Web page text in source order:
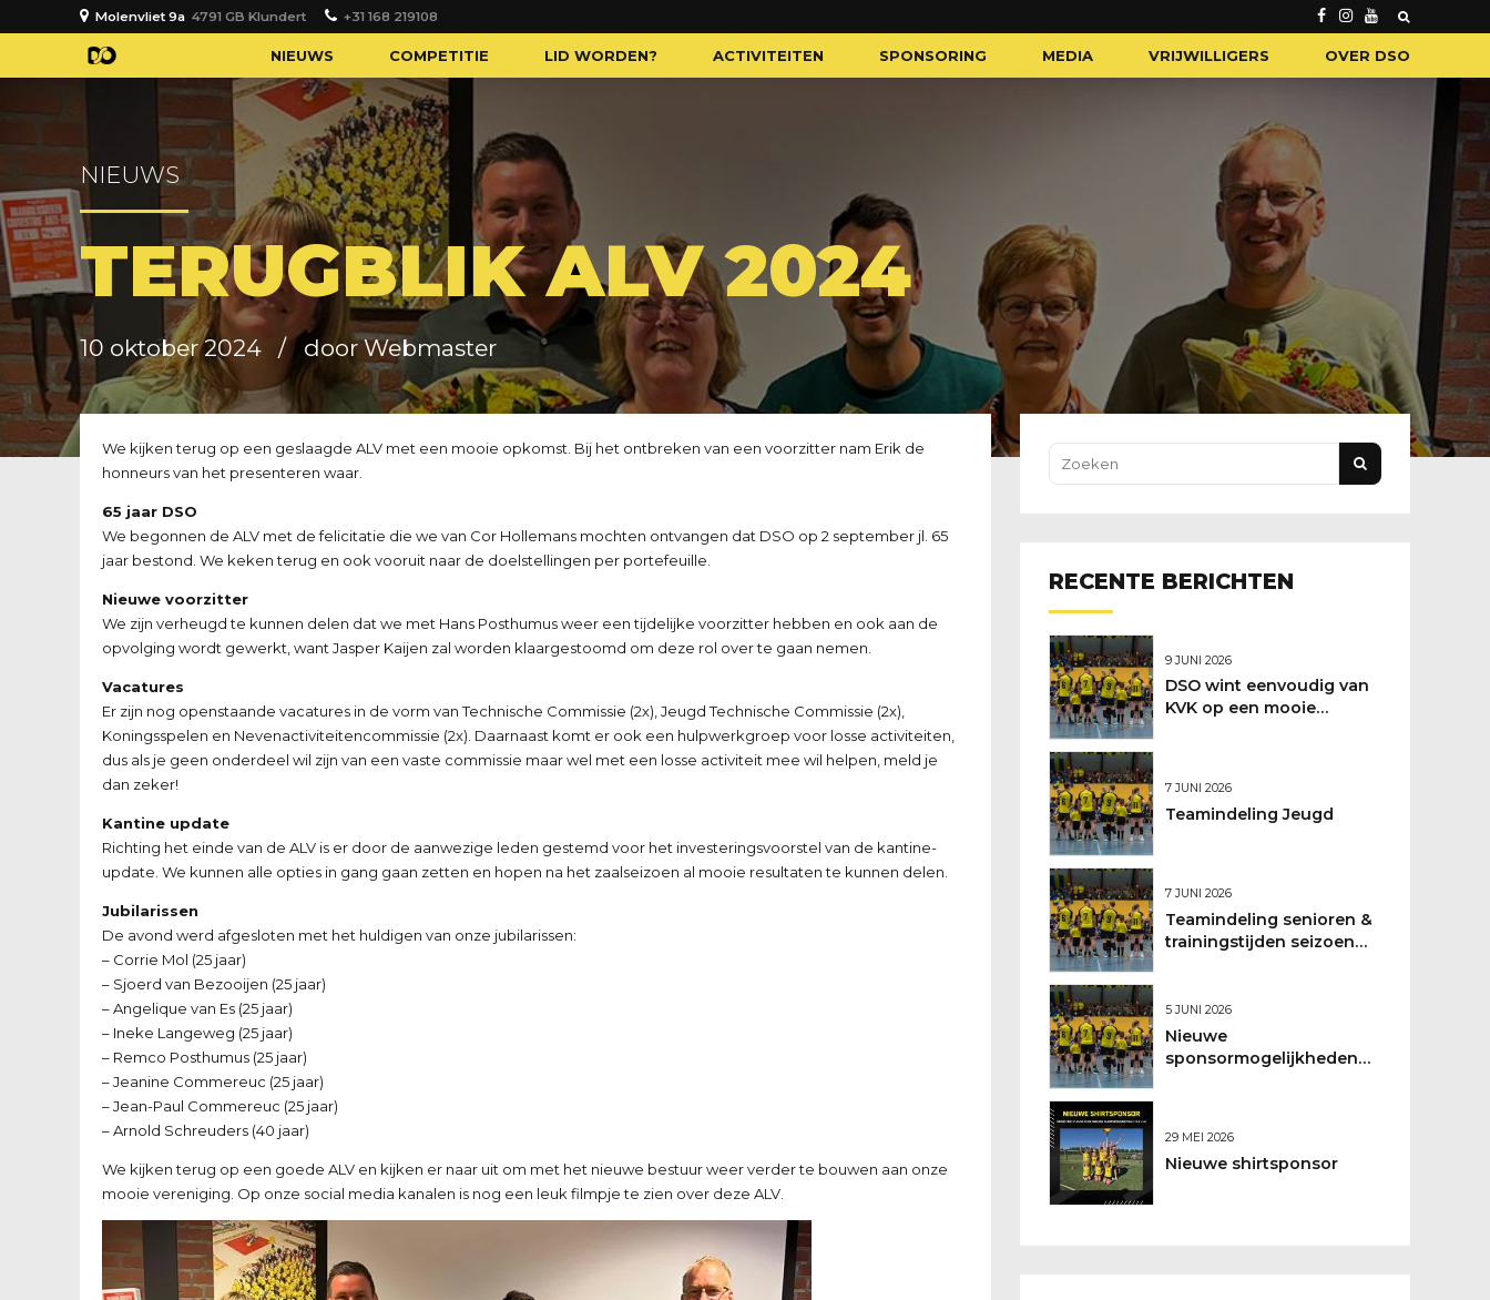
Molenvliet 9a 4791 GB Klundert +31 168 219108
NIEUWS COMPETITIE LID WORDEN? ACTIVITEITEN SPONSORING MEDIA VRIJWILLIGERS OVER DSO
NIEUWS
TERUGBLIK ALV 2024
10 oktober 2024 door Webmaster
We kijken terug op een geslaagde ALV met een mooie opkomst. Bij het ontbreken van een voorzitter nam Erik de
honneurs van het presenteren waar.
65 jaar DSO
We begonnen de ALV met de felicitatie die we van Cor Hollemans mochten ontvangen dat DSO op 2 september jl. 65
jaar bestond. We keken terug en ook vooruit naar de doelstellingen per portefeuille.
Nieuwe voorzitter
We zijn verheugd te kunnen delen dat we met Hans Posthumus weer een tijdelijke voorzitter hebben en ook aan de
opvolging wordt gewerkt, want Jasper Kaijen zal worden klaargestoomd om deze rol over te gaan nemen.
Vacatures
Er zijn nog openstaande vacatures in de vorm van Technische Commissie (2x), Jeugd Technische Commissie (2x),
Koningsspelen en Nevenactiviteitencommissie (2x). Daarnaast komt er ook een hulpwerkgroep voor losse activiteiten,
dus als je geen onderdeel wil zijn van een vaste commissie maar wel met een losse activiteit mee wil helpen, meld je
dan zeker!
Kantine update
Richting het einde van de ALV is er door de aanwezige leden gestemd voor het investeringsvoorstel van de kantine-
update. We kunnen alle opties in gang gaan zetten en hopen na het zaalseizoen al mooie resultaten te kunnen delen.
Jubilarissen
De avond werd afgesloten met het huldigen van onze jubilarissen:
– Corrie Mol (25 jaar)
– Sjoerd van Bezooijen (25 jaar)
– Angelique van Es (25 jaar)
– Ineke Langeweg (25 jaar)
– Remco Posthumus (25 jaar)
– Jeanine Commereuc (25 jaar)
– Jean-Paul Commereuc (25 jaar)
– Arnold Schreuders (40 jaar)
We kijken terug op een goede ALV en kijken er naar uit om met het nieuwe bestuur weer verder te bouwen aan onze
mooie vereniging. Op onze social media kanalen is nog een leuk filmpje te zien over deze ALV.
RECENTE BERICHTEN
9 JUNI 2026
DSO wint eenvoudig van
KVK op een mooie
7 JUNI 2026
Teamindeling Jeugd
7 JUNI 2026
Teamindeling senioren &
trainingstijden seizoen
5 JUNI 2026
Nieuwe
sponsormogelijkheden
29 MEI 2026
Nieuwe shirtsponsor